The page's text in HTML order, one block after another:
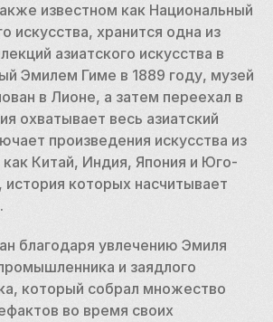
известном как Национальный
искусства, хранится одна из
азиатского искусства в
Эмилем Гиме в 1889 году, музей
в Лионе, а затем переехал в
охватывает весь азиатский
произведения искусства из
как Китай, Индия, Япония и Юго-
история которых насчитывает
благодаря увлечению Эмиля
и заядлого
который собрал множество
во время своих